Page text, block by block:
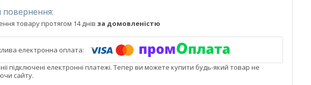
товару протягом 14 днів за домовленістю
підключені електронні платежі. Тепер ви можете купити будь-який товар не
сайту.